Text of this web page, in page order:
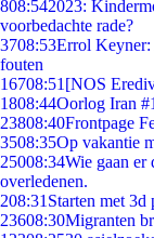
808:542023:
voorbedachte rade?
3708:53Errol Keyner:
fouten
16708:51 [NOS
1808:44Oorlog Iran
23808:40Frontpage
3508:35Op vakantie
25008:34Wie gaan er
overledenen.
208:31 Starten met 3d
23608:30Migranten